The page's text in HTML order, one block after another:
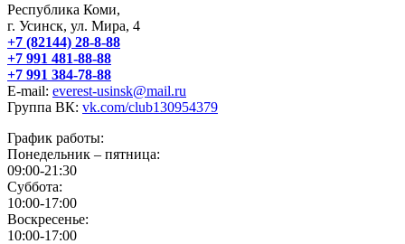
Республика Коми,
г. Усинск, ул. Мира, 4
+7 (82144) 28-8-88
+7 991 481-88-88
+7 991 384-78-88
E-mail: everest-usinsk@mail.ru
Группа ВК: vk.com/club130954379
График работы:
Понедельник – пятница:
09:00-21:30
Суббота:
10:00-17:00
Воскресенье:
10:00-17:00